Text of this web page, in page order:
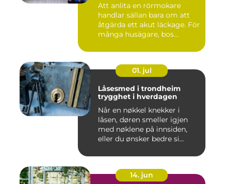
Att anlita en rörmokare
handlar sällan bara om att
åtgärda ett akut läckage. För
många husägare, bos...
01. jul
Låsesmed i trondheim
trygghet i hverdagen
Når en nøkkel knekker i
låsen, døren smeller igjen
med nøklene på innsiden,
eller du ønsker bedre si...
14. jun